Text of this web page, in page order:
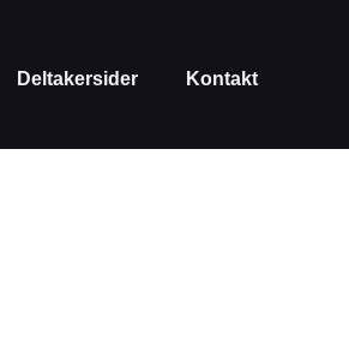
Deltakersider Kontakt